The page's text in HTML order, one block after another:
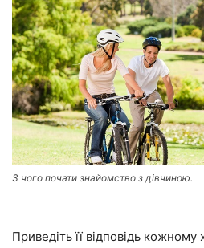
З чого почати знайомство з дівчиною.
Приведіть її відповідь